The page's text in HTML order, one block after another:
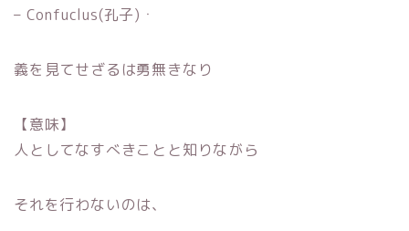
– Confuclus(孔子)ㆍ
義を見てせざるは勇無きなり
【意味】
人としてなすべきことと知りながら
それを行わないのは、